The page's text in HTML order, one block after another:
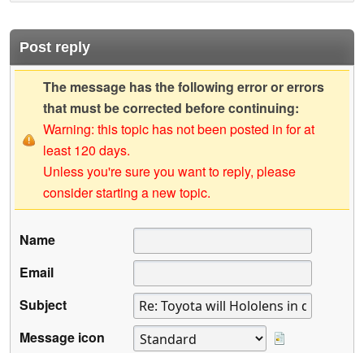
Post reply
The message has the following error or errors
that must be corrected before continuing:
Warning: this topic has not been posted in for at
least 120 days.
Unless you're sure you want to reply, please
consider starting a new topic.
Name
Email
Subject
Message icon